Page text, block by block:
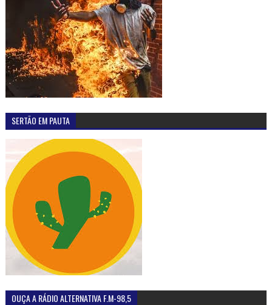
SERTÃO EM PAUTA
OUÇA A RÁDIO ALTERNATIVA F.M-98,5